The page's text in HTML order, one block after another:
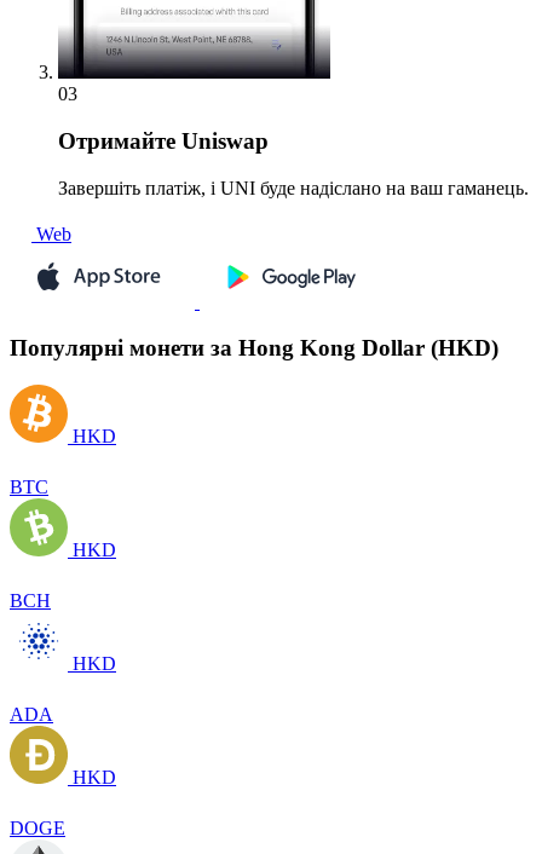
03
Отримайте Uniswap
Завершіть платіж, і UNI буде надіслано на ваш гаманець.
Web
Популярні монети за Hong Kong Dollar (HKD)
HKD
BTC
HKD
BCH
HKD
ADA
HKD
DOGE